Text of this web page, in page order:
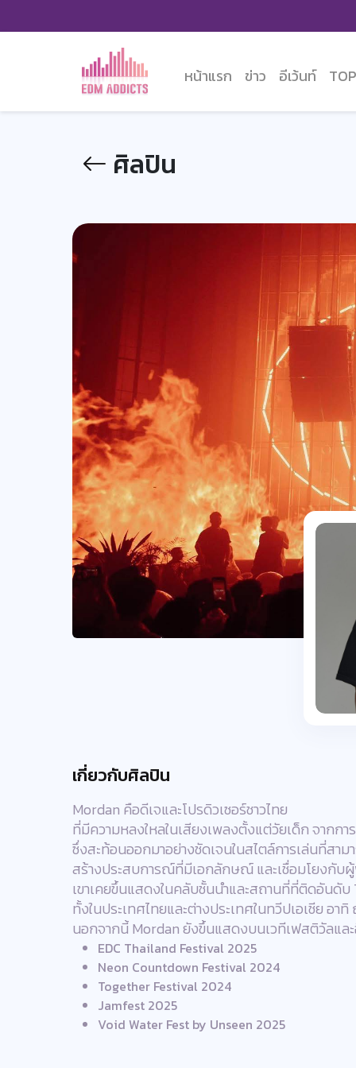
หน้าแรก ข่าว อีเว้นท์
ศิลปิน
เกี่ยวกับศิลปิน
Mordan คือดีเจและโปรดิวเซอร์ชาวไทย
ที่มีความหลงใหลในเสียงเพลงตั้งแต่วัยเด็ก จากก
ซึ่งสะท้อนออกมาอย่างชัดเจนในสไตล์การเล่นที่สา
สร้างประสบการณ์ที่มีเอกลักษณ์ และเชื่อมโยงกับ
เขาเคยขึ้นแสดงในคลับชั้นนำและสถานที่ที่ติดอันดับ
ทั้งในประเทศไทยและต่างประเทศในทวีปเอเชีย อ
นอกจากนี้ Mordan ยังขึ้นแสดงบนเวทีเฟสติวัลแล
EDC Thailand Festival 2025
Neon Countdown Festival 2024
Together Festival 2024
Jamfest 2025
Void Water Fest by Unseen 2025